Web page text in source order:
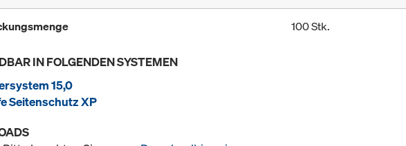
100 Stk.
IN FOLGENDEN SYSTEMEN
15,0
Seitenschutz XP